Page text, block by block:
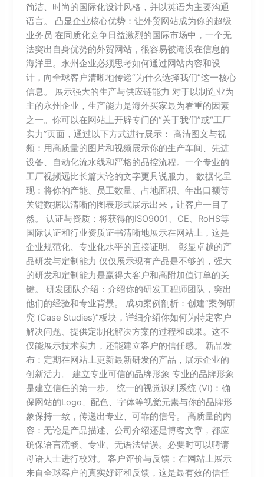
简洁、时尚的国际化设计风格，并以英语为主要沟通
语言。 凸显企业核心优势：让外贸网站成为你的超级
业务员 在同质化竞争日益激烈的国际市场中，一个无
法突出自身优势的外贸网站，很容易被淹没在信息的
海洋里。永州企业必须思考如何通过网站内容和设
计，向全球客户清晰地传递“为什么选择我们”这一核心
信息。 展示强大的生产与供应链能力 对于以制造业为
主的永州企业，生产能力是海外买家最为看重的因素
之一。你可以在网站上开辟专门的“关于我们”或“工厂
实力”页面，通过以下方式进行展示： 高清图文与视
频：用高质量的图片和视频展示你的生产车间、先进
设备、自动化流水线和严格的品控流程。一个专业的
工厂视频远比长篇大论的文字更具说服力。 数据化呈
现：将你的产能、员工数量、占地面积、年出口额等
关键数据以清晰的图表形式展示出来，让客户一目了
然。 认证与资质：将获得的ISO9001、CE、RoHS等
国际认证和行业资质证书清晰地展示在网站上，这是
企业规范化、专业化水平的直接证明。 彰显卓越的产
品研发与定制能力 仅仅展示现有产品是不够的，强大
的研发和定制能力是赢得大客户和高附加值订单的关
键。 研发团队介绍：介绍你的研发工程师团队，突出
他们的经验和专业背景。 成功案例剖析：创建“案例研
究 (Case Studies)”板块，详细介绍你如何为特定客户
解决问题、提供定制化解决方案的过程和成果。这不
仅能展示技术实力，还能建立客户的信任感。 新品发
布：定期在网站上更新最新研发的产品，展示企业的
创新活力。 建立专业可信的品牌形象 专业的品牌形象
是建立信任的第一步。 统一的视觉识别系统 (VI)：确
保网站的Logo、配色、字体等视觉元素与你的品牌形
象保持一致，传递出专业、可靠的信号。 高质量的内
容：无论是产品描述、公司介绍还是博客文章，都应
确保语言流畅、专业、无语法错误。必要时可以聘请
母语人士进行校对。 客户评价与反馈：在网站上展示
来自全球客户的真实好评和反馈，这是最有效的信任